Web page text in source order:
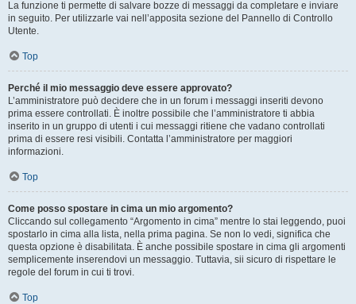
La funzione ti permette di salvare bozze di messaggi da completare e inviare
in seguito. Per utilizzarle vai nell’apposita sezione del Pannello di Controllo
Utente.
Top
Perché il mio messaggio deve essere approvato?
L’amministratore può decidere che in un forum i messaggi inseriti devono
prima essere controllati. È inoltre possibile che l’amministratore ti abbia
inserito in un gruppo di utenti i cui messaggi ritiene che vadano controllati
prima di essere resi visibili. Contatta l’amministratore per maggiori
informazioni.
Top
Come posso spostare in cima un mio argomento?
Cliccando sul collegamento “Argomento in cima” mentre lo stai leggendo, puoi
spostarlo in cima alla lista, nella prima pagina. Se non lo vedi, significa che
questa opzione è disabilitata. È anche possibile spostare in cima gli argomenti
semplicemente inserendovi un messaggio. Tuttavia, sii sicuro di rispettare le
regole del forum in cui ti trovi.
Top